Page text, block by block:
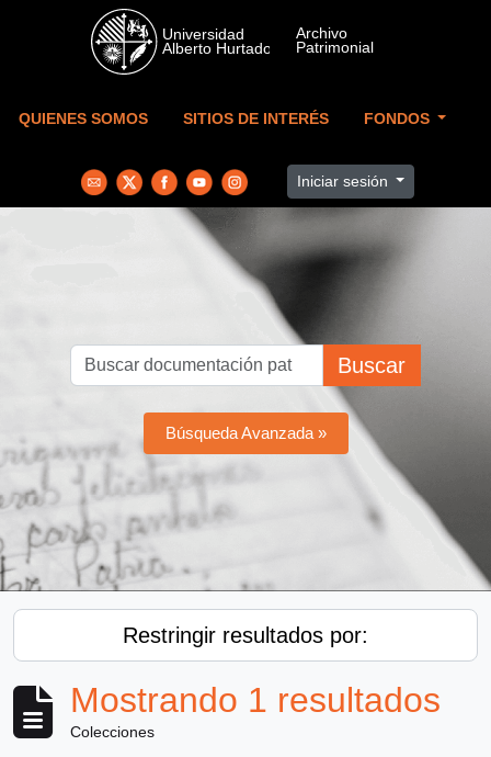
Skip to main content
QUIENES SOMOS SITIOS DE INTERÉS FONDOS
Iniciar sesión
Buscar
Búsqueda Avanzada »
Restringir resultados por:
Mostrando 1 resultados
Colecciones